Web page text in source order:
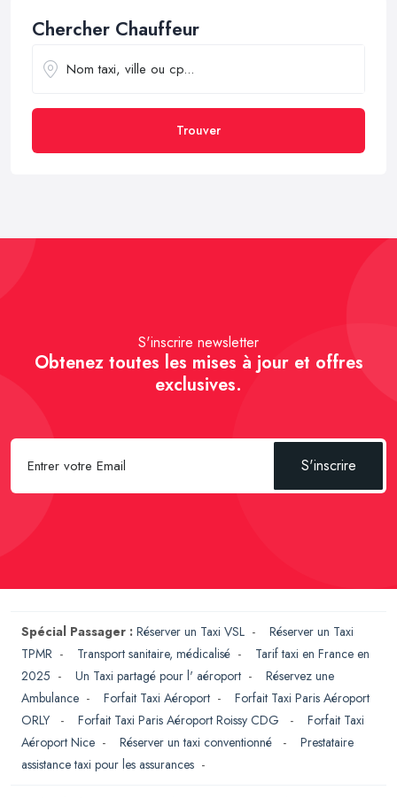
Chercher Chauffeur
Trouver
S'inscrire newsletter
Obtenez toutes les mises à jour et offres
exclusives.
S'inscrire
Spécial Passager : Réserver un Taxi VSL - Réserver un Taxi
TPMR - Transport sanitaire, médicalisé - Tarif taxi en France en
2025 - Un Taxi partagé pour l' aéroport - Réservez une
Ambulance - Forfait Taxi Aéroport - Forfait Taxi Paris Aéroport
ORLY
- Forfait Taxi Paris Aéroport Roissy CDG - Forfait Taxi
Aéroport Nice - Réserver un taxi conventionné - Prestataire
assistance taxi pour les assurances -